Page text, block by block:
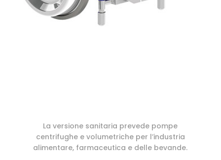
La versione sanitaria prevede pompe
centrifughe e volumetriche per l’industria
alimentare, farmaceutica e delle bevande.